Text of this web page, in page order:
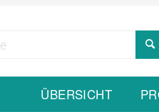
ÜBERSICHT